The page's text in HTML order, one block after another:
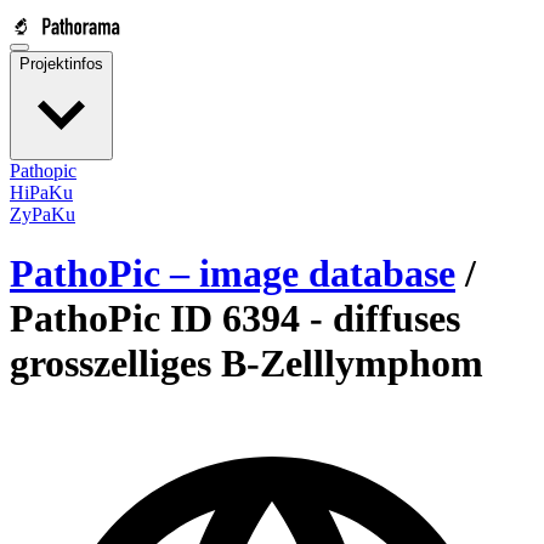
Projektinfos
Pathopic
HiPaKu
ZyPaKu
PathoPic – image database /
PathoPic ID 6394 - diffuses
grosszelliges B-Zelllymphom